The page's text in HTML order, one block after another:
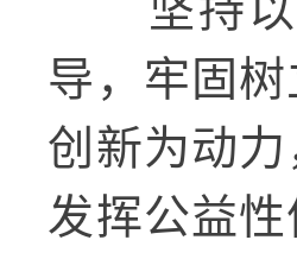
导，牢固
创新为动
发挥公益